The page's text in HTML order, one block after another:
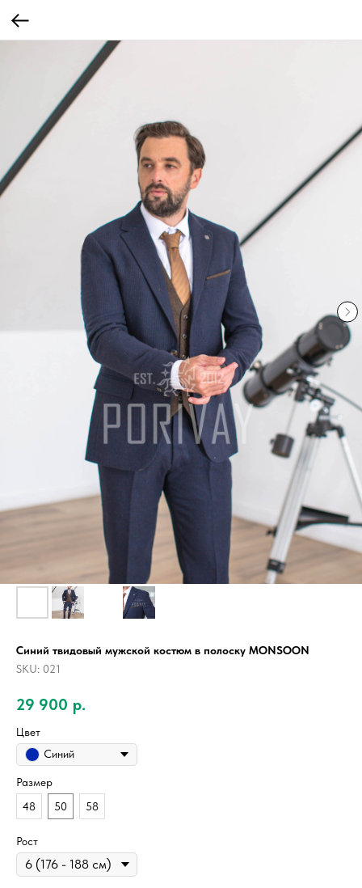
Синий твидовый мужской костюм в полоску MONSOON
SKU: 021
29 900 р.
Цвет
Синий
Размер
48
50 58
Рост